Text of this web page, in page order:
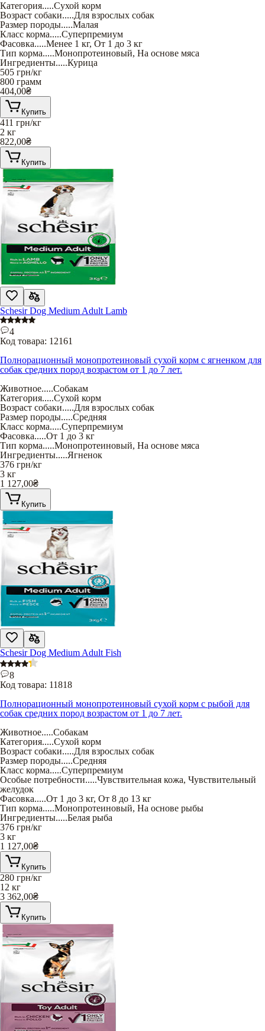
Категория.....Сухой корм
Возраст собаки.....Для взрослых собак
Размер породы.....Малая
Класс корма.....Суперпремиум
Фасовка.....Менее 1 кг, От 1 до 3 кг
Тип корма.....Монопротеиновый, На основе мяса
Ингредиенты.....Курица
505 грн/кг
800 грамм
404,00₴
Купить
411 грн/кг
2 кг
822,00₴
Купить
Schesir Dog Medium Adult Lamb
4
Код товара: 12161
Полнорационный монопротеиновый сухой корм с ягненком для
собак средних пород возрастом от 1 до 7 лет.
Животное.....Собакам
Категория.....Сухой корм
Возраст собаки.....Для взрослых собак
Размер породы.....Средняя
Класс корма.....Суперпремиум
Фасовка.....От 1 до 3 кг
Тип корма.....Монопротеиновый, На основе мяса
Ингредиенты.....Ягненок
376 грн/кг
3 кг
1 127,00₴
Купить
Schesir Dog Medium Adult Fish
8
Код товара: 11818
Полнорационный монопротеиновый сухой корм с рыбой для
собак средних пород возрастом от 1 до 7 лет.
Животное.....Собакам
Категория.....Сухой корм
Возраст собаки.....Для взрослых собак
Размер породы.....Средняя
Класс корма.....Суперпремиум
Особые потребности.....Чувствительная кожа, Чувствительный
желудок
Фасовка.....От 1 до 3 кг, От 8 до 13 кг
Тип корма.....Монопротеиновый, На основе рыбы
Ингредиенты.....Белая рыба
376 грн/кг
3 кг
1 127,00₴
Купить
280 грн/кг
12 кг
3 362,00₴
Купить